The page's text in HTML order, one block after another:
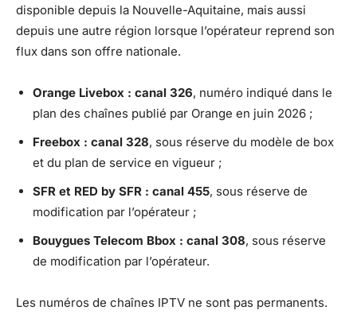
disponible depuis la Nouvelle-Aquitaine, mais aussi
depuis une autre région lorsque l’opérateur reprend son
flux dans son offre nationale.
Orange Livebox : canal 326, numéro indiqué dans le
plan des chaînes publié par Orange en juin 2026 ;
Freebox : canal 328, sous réserve du modèle de box
et du plan de service en vigueur ;
SFR et RED by SFR : canal 455, sous réserve de
modification par l’opérateur ;
Bouygues Telecom Bbox : canal 308, sous réserve
de modification par l’opérateur.
Les numéros de chaînes IPTV ne sont pas permanents.